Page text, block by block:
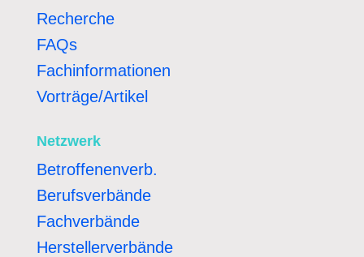
Recherche
FAQs
Fachinformationen
Vorträge/Artikel
Netzwerk
Betroffenenverb.
Berufsverbände
Fachverbände
Herstellerverbände